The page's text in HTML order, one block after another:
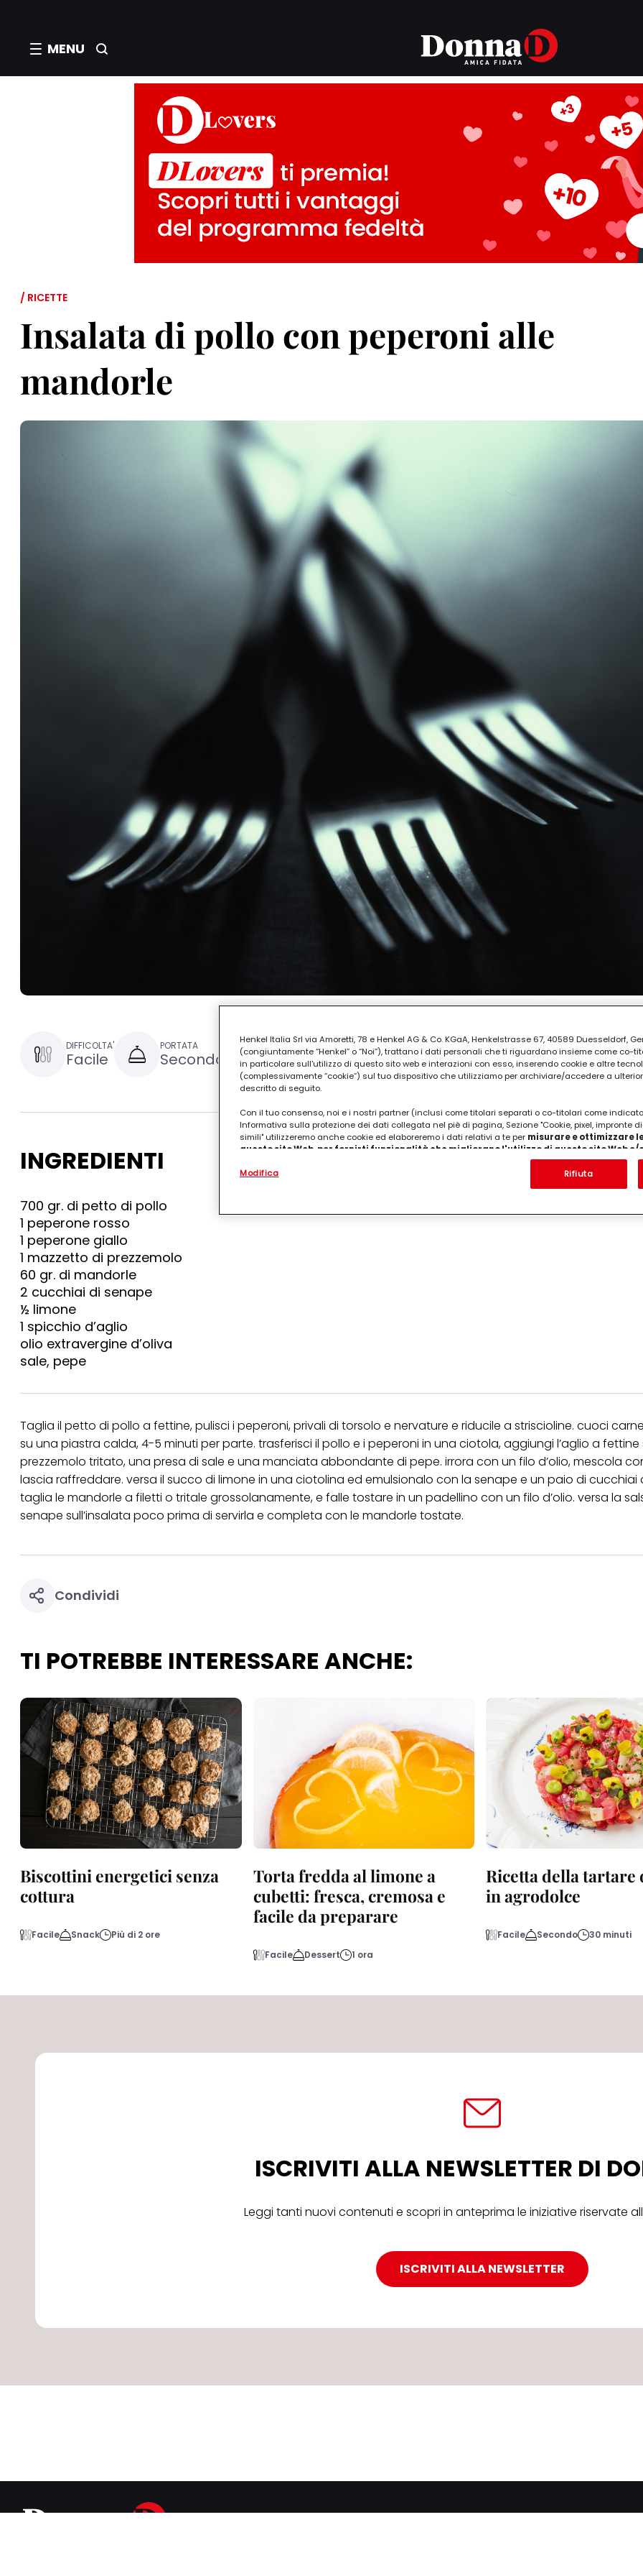
MENU
/ RICETTE
Insalata di pollo con peperoni alle
mandorle
DIFFICOLTA'
Facile
PORTATA
Secondo
TEMPO DI PREPARAZIONE
45 minuti
INGREDIENTI
700 gr. di petto di pollo
1 peperone rosso
1 peperone giallo
1 mazzetto di prezzemolo
60 gr. di mandorle
2 cucchiai di senape
½ limone
1 spicchio d’aglio
olio extravergine d’oliva
sale, pepe
Taglia il petto di pollo a fettine, pulisci i peperoni, privali di torsolo e nervature e riducile a striscioline. cuoci
su una piastra calda, 4-5 minuti per parte. trasferisci il pollo e i peperoni in una ciotola, aggiungi l’aglio a fettine
prezzemolo tritato, una presa di sale e una manciata abbondante di pepe. irrora con un filo d’olio, mescola
lascia raffreddare. versa il succo di limone in una ciotolina ed emulsionalo con la senape e un paio di cucchiai
taglia le mandorle a filetti o tritale grossolanamente, e falle tostare in un padellino con un filo d’olio. versa la
senape sull’insalata poco prima di servirla e completa con le mandorle tostate.
Condividi
TI POTREBBE INTERESSARE ANCHE:
Biscottini energetici senza
cottura
Facile Snack Più di 2 ore
Torta fredda al limone a
cubetti: fresca, cremosa e
facile da preparare
Facile Dessert 1 ora
Ricetta della tartare
in agrodolce
Facile Secondo 30 minuti
ISCRIVITI ALLA NEWSLETTER DI
Leggi tanti nuovi contenuti e scopri in anteprima le iniziative riservate
ISCRIVITI ALLA NEWSLETTER
Henkel Italia Srl via Amoretti, 78 e Henkel AG & Co. KGaA, Henkelstrasse 67, 40589 Duesseldorf,
(congiuntamente “Henkel” o “Noi”), trattano i dati personali che ti riguardano insieme come co-
in particolare sull'utilizzo di questo sito web e interazioni con esso, inserendo cookie e altre
(complessivamente “cookie”) sul tuo dispositivo che utilizziamo per archiviare/accedere a
descritto di seguito.
Con il tuo consenso, noi e i nostri partner (inclusi come titolari separati o co-titolari come
Informativa sulla protezione dei dati collegata nel piè di pagina, Sezione "Cookie, pixel, impronte
simili" utilizzeremo anche cookie ed elaboreremo i dati relativi a te per misurare e ottimizzare
questo sito Web, per fornirti funzionalità che migliorano l'utilizzo di questo sito Web e/
. Analizzeremo il tuo utilizzo di questo sito Web e le tue interazioni commerciali
(rispettivamente dell'azienda per cui lavori) per) e su tale base tracciare i tuoi acquisti dei nostri
terzi, conservare le nostre informazioni sulle entità commerciali e creare profili individuali su di
Modifica Rifiuta